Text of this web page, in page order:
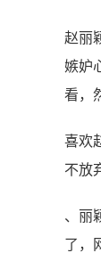
赵丽
嫉妒
看，
喜欢
不放
、丽
了，